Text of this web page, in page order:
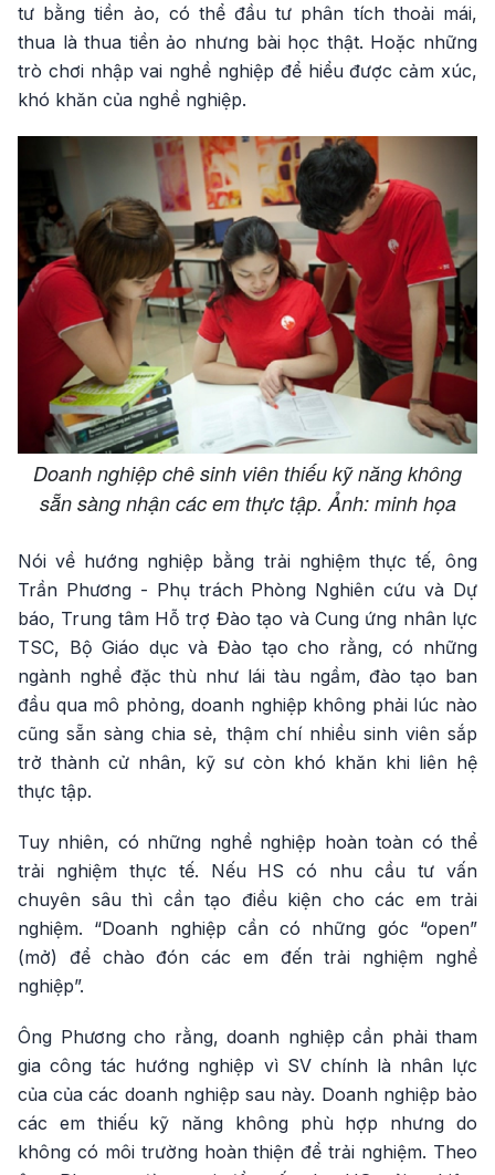
tư bằng tiền ảo, có thể đầu tư phân tích thoải mái,
thua là thua tiền ảo nhưng bài học thật. Hoặc những
trò chơi nhập vai nghề nghiệp để hiểu được cảm xúc,
khó khăn của nghề nghiệp.
Doanh nghiệp chê sinh viên thiếu kỹ năng không
sẵn sàng nhận các em thực tập. Ảnh: minh họa
Nói về hướng nghiệp bằng trải nghiệm thực tế, ông
Trần Phương - Phụ trách Phòng Nghiên cứu và Dự
báo, Trung tâm Hỗ trợ Đào tạo và Cung ứng nhân lực
TSC, Bộ Giáo dục và Đào tạo cho rằng, có những
ngành nghề đặc thù như lái tàu ngầm, đào tạo ban
đầu qua mô phỏng, doanh nghiệp không phải lúc nào
cũng sẵn sàng chia sẻ, thậm chí nhiều sinh viên sắp
trở thành cử nhân, kỹ sư còn khó khăn khi liên hệ
thực tập.
Tuy nhiên, có những nghề nghiệp hoàn toàn có thể
trải nghiệm thực tế. Nếu HS có nhu cầu tư vấn
chuyên sâu thì cần tạo điều kiện cho các em trải
nghiệm. “Doanh nghiệp cần có những góc “open”
(mở) để chào đón các em đến trải nghiệm nghề
nghiệp”.
Ông Phương cho rằng, doanh nghiệp cần phải tham
gia công tác hướng nghiệp vì SV chính là nhân lực
của của các doanh nghiệp sau này. Doanh nghiệp bảo
các em thiếu kỹ năng không phù hợp nhưng do
không có môi trường hoàn thiện để trải nghiệm. Theo